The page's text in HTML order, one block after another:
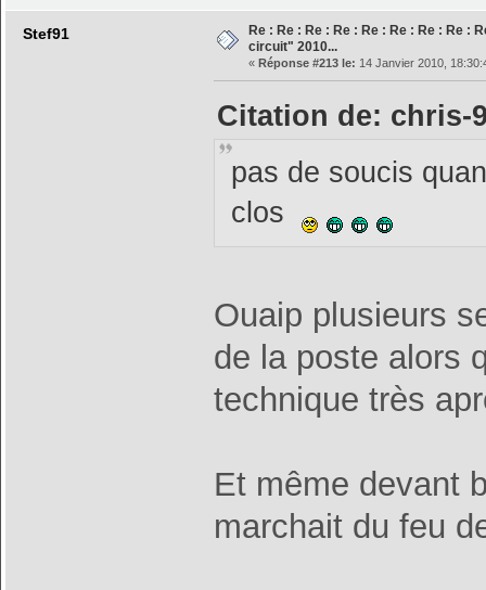
Stef91
Re : Re : Re : Re : Re : Re : Re : Re :
circuit" 2010...
« Réponse #213 le: 14 Janvier 2010,
Citation de: chris-
pas de soucis
clos
Ouaip plusieurs
de la poste alors
technique très
Et même devant
marchait du feu